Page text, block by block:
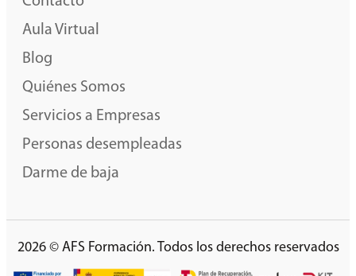
Aula Virtual
Blog
Quiénes Somos
Servicios a Empresas
Personas desempleadas
Darme de baja
2026 © AFS Formación. Todos los derechos reservados